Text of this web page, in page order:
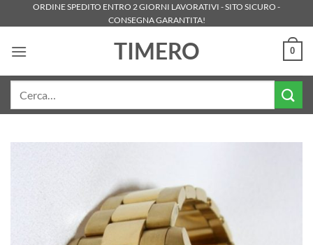
ai
ORDINE SPEDITO ENTRO 2 GIORNI LAVORATIVI - SITO SICURO -
CONSEGNA GARANTITA!
TIMERO 0